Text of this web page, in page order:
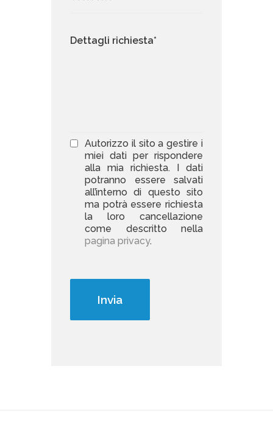
Autorizzo il sito a gestire i
miei dati per rispondere
alla mia richiesta. I dati
potranno essere salvati
all’interno di questo sito
ma potrà essere richiesta
la loro cancellazione
come descritto nella
pagina privacy.